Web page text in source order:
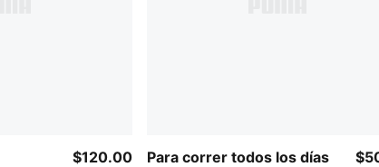
$120.00
Para correr todos los días